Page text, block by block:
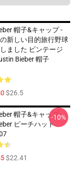
帽子&キャップ -
新しい目的旅行野球
ました ビンテージ
Bieber 帽子
$26.5
帽子&キャップ -
ピーチハット
$22.41
-10%